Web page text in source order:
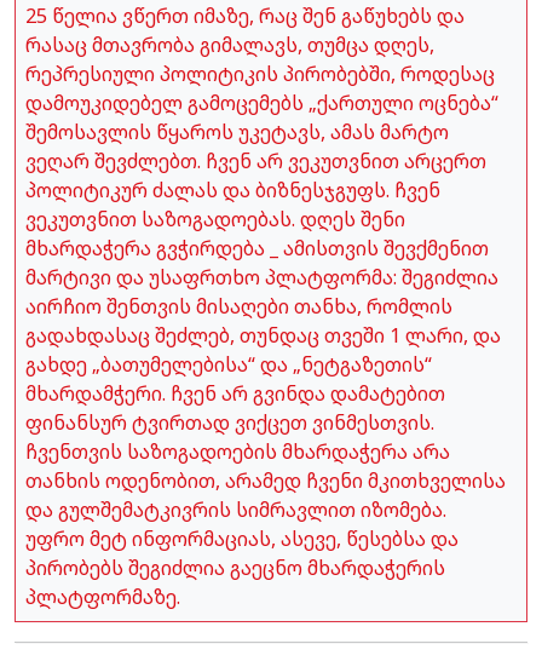
25 წელია ვწერთ იმაზე, რაც შენ გაწუხებს და
რასაც მთავრობა გიმალავს, თუმცა დღეს,
რეპრესიული პოლიტიკის პირობებში, როდესაც
დამოუკიდებელ გამოცემებს „ქართული ოცნება“
შემოსავლის წყაროს უკეტავს, ამას მარტო
ვეღარ შევძლებთ. ჩვენ არ ვეკუთვნით არცერთ
პოლიტიკურ ძალას და ბიზნესჯგუფს. ჩვენ
ვეკუთვნით საზოგადოებას. დღეს შენი
მხარდაჭერა გვჭირდება _ ამისთვის შევქმენით
მარტივი და უსაფრთხო პლატფორმა: შეგიძლია
აირჩიო შენთვის მისაღები თანხა, რომლის
გადახდასაც შეძლებ, თუნდაც თვეში 1 ლარი, და
გახდე „ბათუმელებისა“ და „ნეტგაზეთის“
მხარდამჭერი. ჩვენ არ გვინდა დამატებით
ფინანსურ ტვირთად ვიქცეთ ვინმესთვის.
ჩვენთვის საზოგადოების მხარდაჭერა არა
თანხის ოდენობით, არამედ ჩვენი მკითხველისა
და გულშემატკივრის სიმრავლით იზომება.
უფრო მეტ ინფორმაციას, ასევე, წესებსა და
პირობებს შეგიძლია გაეცნო მხარდაჭერის
პლატფორმაზე.